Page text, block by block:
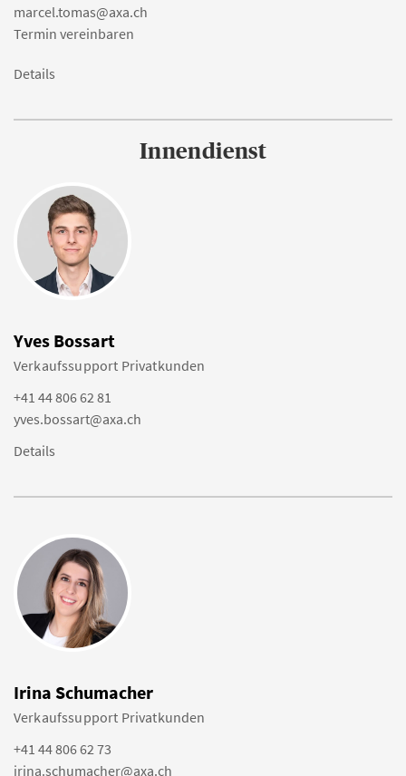
marcel.tomas@axa.ch
Termin vereinbaren
Details
Innendienst
Yves Bossart
Verkaufssupport Privatkunden
+41 44 806 62 81
yves.bossart@axa.ch
Details
Irina Schumacher
Verkaufssupport Privatkunden
+41 44 806 62 73
irina.schumacher@axa.ch